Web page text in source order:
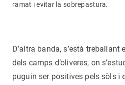
ramat i evitar la sobrepastura.
D’altra banda, s’està
dels camps d’oliveres, on
puguin ser positives pels sòls i